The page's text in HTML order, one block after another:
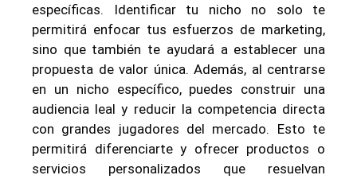
específicas. Identificar tu nicho no solo te
permitirá enfocar tus esfuerzos de marketing,
sino que también te ayudará a establecer una
propuesta de valor única. Además, al centrarse
en un nicho específico, puedes construir una
audiencia leal y reducir la competencia directa
con grandes jugadores del mercado. Esto te
permitirá diferenciarte y ofrecer productos o
servicios personalizados que resuelvan